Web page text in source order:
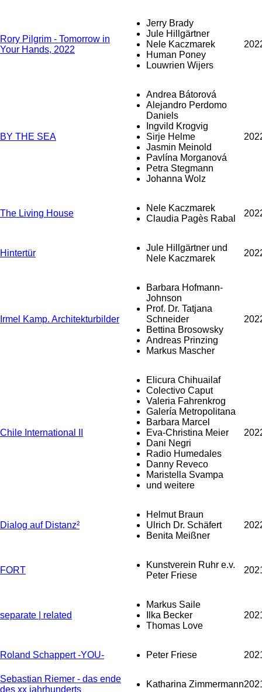
Rory Pilgrim - Tomorrow in
Your Hands, 2022
Jerry Brady
Jule Hillgärtner
Nele Kaczmarek
Human Poney
Louwrien Wijers
BY THE SEA
Andrea Bátorová
Alejandro Perdomo
Daniels
Ingvild Krogvig
Sirje Helme
Jasmin Meinold
Pavlína Morganová
Petra Stegmann
Johanna Wolz
The Living House
Nele Kaczmarek
Claudia Pagès Rabal
Hintertür
Jule Hillgärtner und
Nele Kaczmarek
Irmel Kamp. Architekturbilder
Barbara Hofmann-
Johnson
Prof. Dr. Tatjana
Schneider
Bettina Brosowsky
Andreas Prinzing
Markus Mascher
Chile International II
Elicura Chihuailaf
Colectivo Caput
Valeria Fahrenkrog
Galería Metropolitana
Barbara Marcel
Eva-Christina Meier
Dani Negri
Radio Humedales
Danny Reveco
Maristella Svampa
und weitere
Dialog auf Distanz²
Helmut Braun
Ulrich Dr. Schäfert
Benita Meißner
FORT
Kunstverein Ruhr e.v.
Peter Friese
separate | related
Markus Saile
Ilka Becker
Thomas Love
Roland Schappert -YOU- Peter Friese
Sebastian Riemer - das ende
des xx jahrhunderts
Katharina Zimmermann